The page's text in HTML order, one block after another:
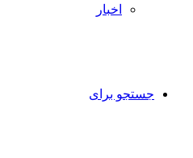
اخبار
جستجو برای